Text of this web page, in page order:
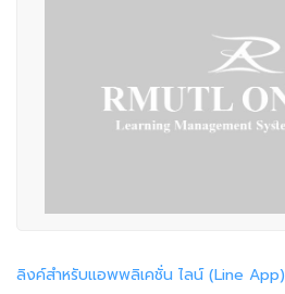
ลิงค์สำหรับแอพพลิเคชั่น ไลน์ (Line App)